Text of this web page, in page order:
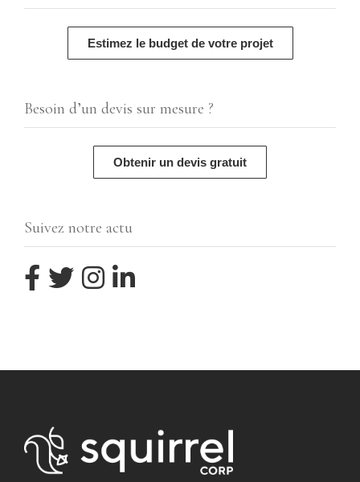
Estimez le budget de votre projet
Besoin d’un devis sur mesure ?
Obtenir un devis gratuit
Suivez notre actu